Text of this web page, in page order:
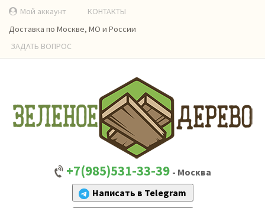
Мой аккаунт
КОНТАКТЫ
Доставка по Москве, МО и России
ЗАДАТЬ ВОПРОС
+7(985)531-33-39 - Москва
Написать в Telegram